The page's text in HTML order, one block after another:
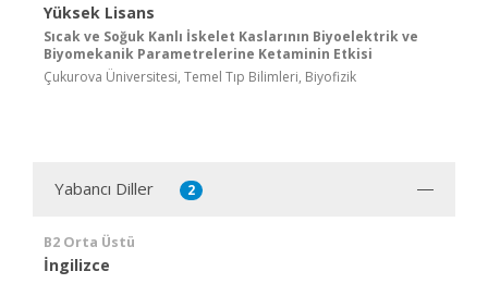
Yüksek Lisans
Sıcak ve Soğuk Kanlı İskelet Kaslarının Biyoelektrik ve
Biyomekanik Parametrelerine Ketaminin Etkisi
Çukurova Üniversitesi, Temel Tıp Bilimleri, Biyofizik
Yabancı Diller 2
B2 Orta Üstü
İngilizce